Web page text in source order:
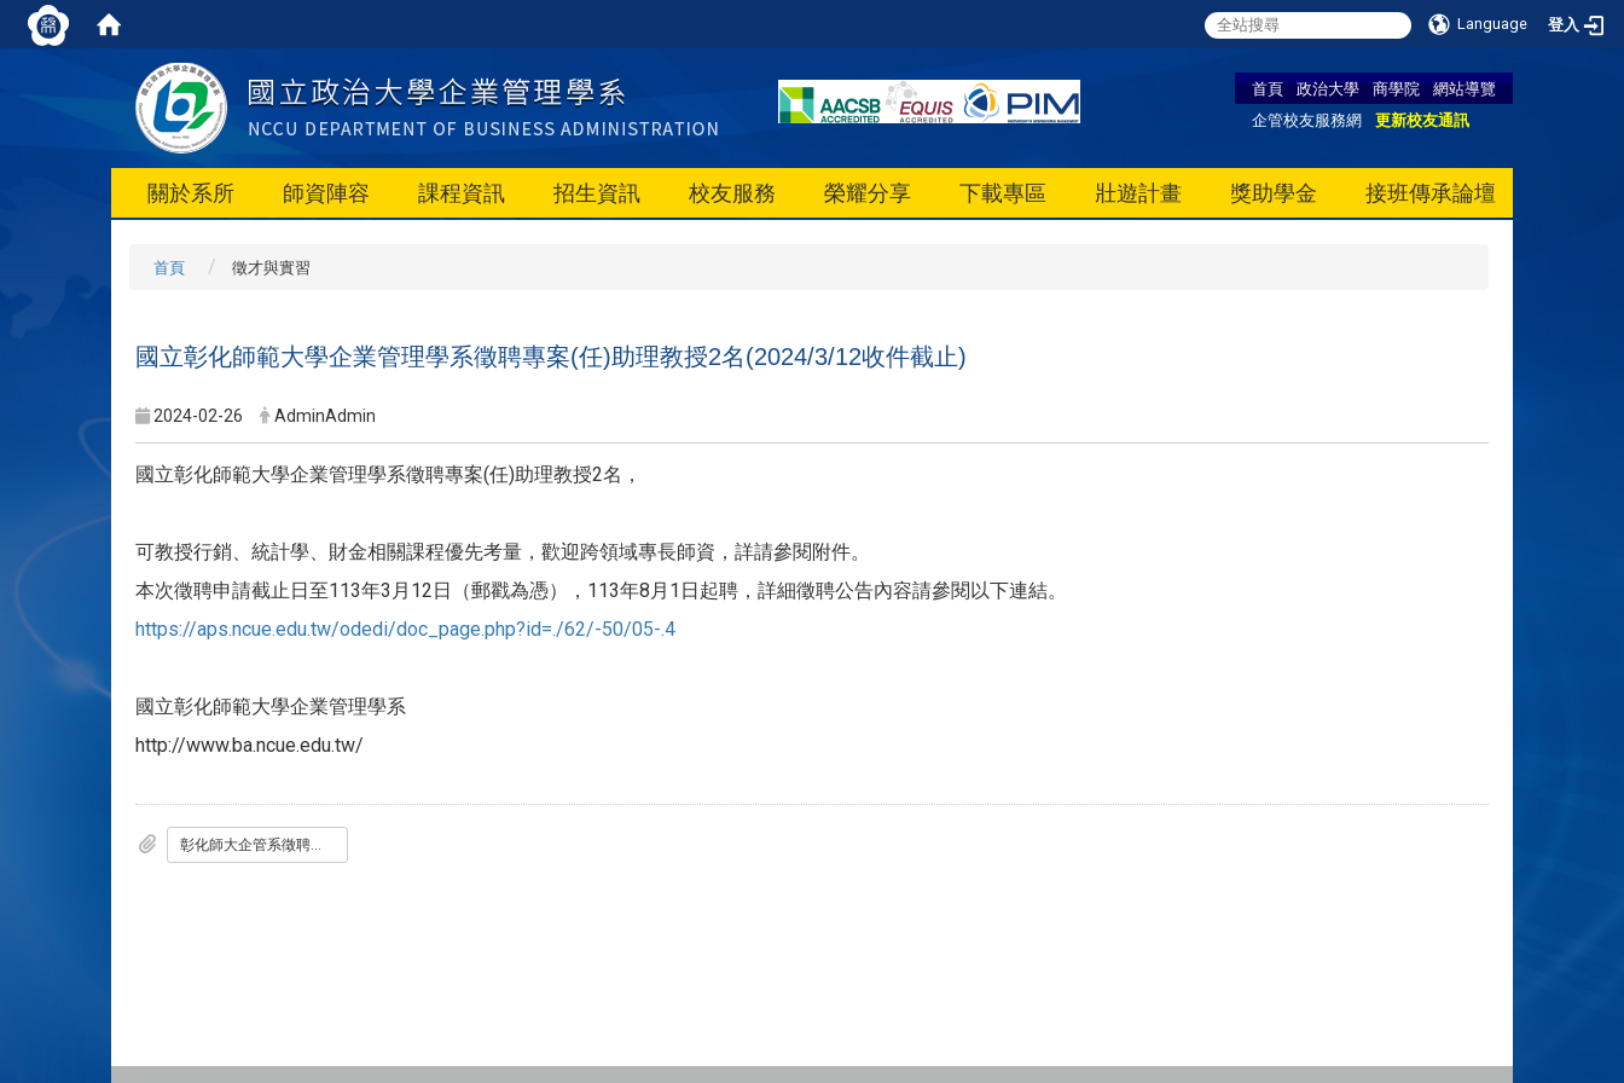
Language 登入
首頁 政治大學 商學院
網站導覽
企管校友服務網
更新校友通訊
關於系所 師資陣容 課程資訊 招生資訊 校友服務 榮耀分享 下載專區 壯遊計畫 獎助學金 接班傳承論壇
首頁 徵才與實習
國立彰化師範大學企業管理學系徵聘專案(任)助理教授2名(2024/3/12收件截止)
2024-02-26 AdminAdmin
國立彰化師範大學企業管理學系徵聘專案(任)助理教授2名，
可教授行銷、統計學、財金相關課程優先考量，歡迎跨領域專長師資，詳請參閱附件。
本次徵聘申請截止日至113年3月12日（郵戳為憑），113年8月1日起聘，詳細徵聘公告內容請參閱以下連結。
https://aps.ncue.edu.tw/odedi/doc_page.php?id=./62/-50/05-.4
國立彰化師範大學企業管理學系
http://www.ba.ncue.edu.tw/
彰化師大企管系徵聘專任案教師0124公告.pdf